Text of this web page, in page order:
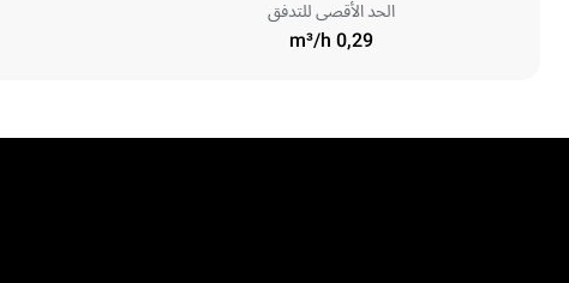
الحد الأقصى للتدفق
0,29 m³/h